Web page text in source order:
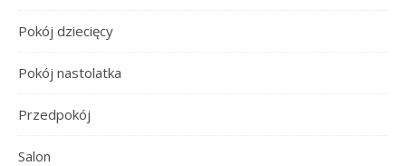
Pokój dziecięcy
Pokój nastolatka
Przedpokój
Salon